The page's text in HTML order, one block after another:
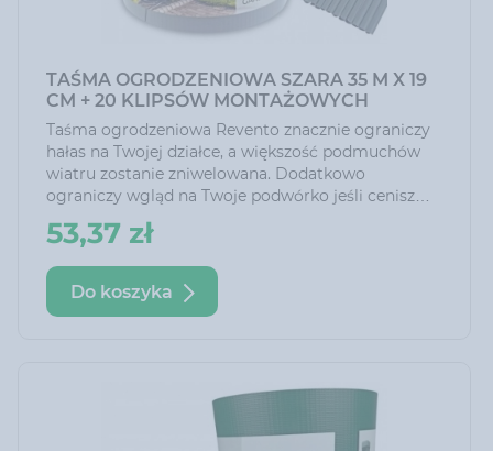
TAŚMA OGRODZENIOWA SZARA 35 M X 19
CM + 20 KLIPSÓW MONTAŻOWYCH
Taśma ogrodzeniowa Revento znacznie ograniczy
hałas na Twojej działce, a większość podmuchów
wiatru zostanie zniwelowana. Dodatkowo
ograniczy wgląd na Twoje podwórko jeśli cenisz
sobie spokój i prywatność!
53,37 zł
Do koszyka